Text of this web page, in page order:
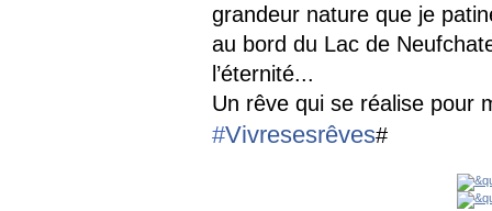
grandeur nature que je
au bord du Lac de
l’éternité...
Un rêve qui se réalise pour
#Vivresesrêves#